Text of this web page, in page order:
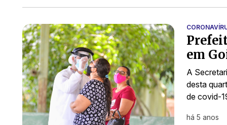
em
A
desta
de covid-
há 5 anos